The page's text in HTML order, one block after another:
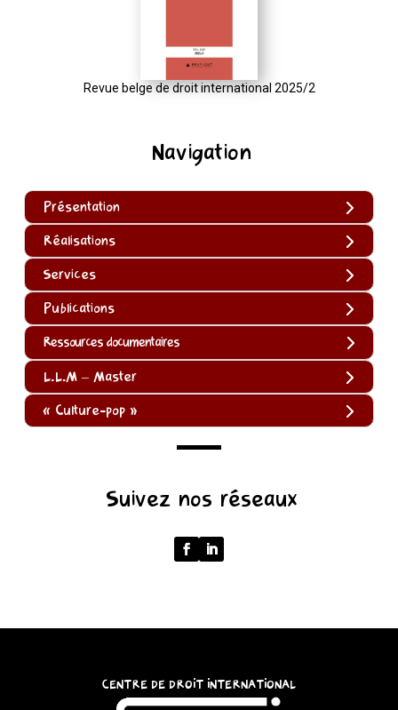
Navigation
Présentation
Réalisations
Services
Publications
Ressources documentaires
L.L.M – Master
« Culture-pop »
Suivez nos réseaux
Revue belge de droit international 2025/2
CENTRE DE DROIT INTERNATIONAL